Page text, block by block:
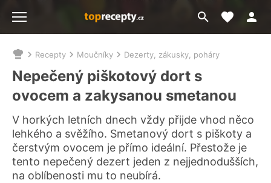
Přejít
na
Moje
Nacházíte
se
zde:
Recepty Moučníky Dezerty, zákusky, poháry
Nepečený piškotový dort s
ovocem a zakysanou smetanou
V horkých letních dnech vždy přijde vhod něco
lehkého a svěžího. Smetanový dort s piškoty a
čerstvým ovocem je přímo ideální. Přestože je
tento nepečený dezert jeden z nejjednodušších,
na oblíbenosti mu to neubírá.